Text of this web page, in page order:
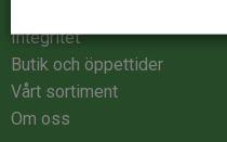
Integritet
Butik och öppettider
Vårt sortiment
Om oss